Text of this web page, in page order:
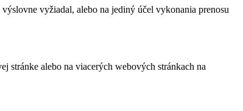
vyžiadal, alebo na jediný účel vykonania prenosu
stránke alebo na viacerých webových stránkach na